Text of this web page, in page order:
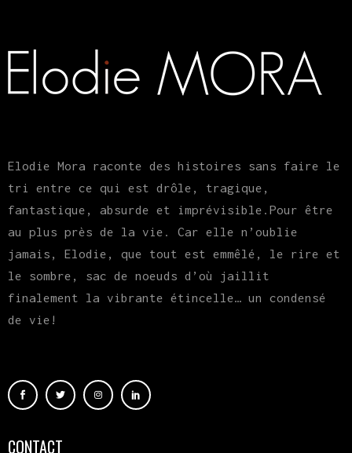
Elodie Mora raconte des histoires sans faire le
tri entre ce qui est drôle, tragique,
fantastique, absurde et imprévisible.Pour être
au plus près de la vie. Car elle n’oublie
jamais, Elodie, que tout est emmêlé, le rire et
le sombre, sac de noeuds d’où jaillit
finalement la vibrante étincelle… un condensé
de vie!
CONTACT